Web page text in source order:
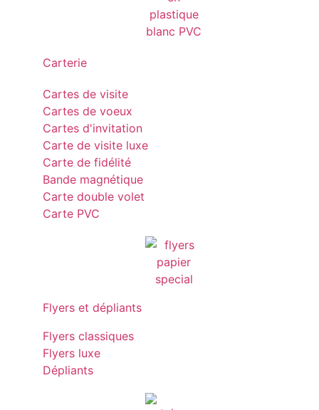
Carterie
Cartes de visite
Cartes de voeux
Cartes d'invitation
Carte de visite luxe
Carte de fidélité
Bande magnétique
Carte double volet
Carte PVC
Flyers et dépliants
Flyers classiques
Flyers luxe
Dépliants